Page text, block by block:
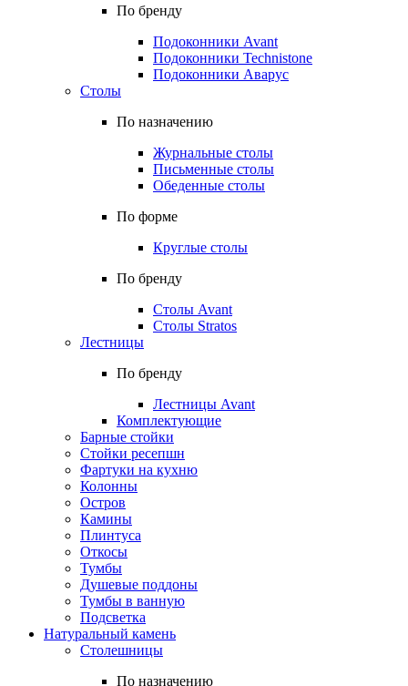
По бренду
Подоконники Avant
Подоконники Technistone
Подоконники Аварус
Столы
По назначению
Журнальные столы
Письменные столы
Обеденные столы
По форме
Круглые столы
По бренду
Столы Avant
Столы Stratos
Лестницы
По бренду
Лестницы Avant
Комплектующие
Барные стойки
Стойки ресепшн
Фартуки на кухню
Колонны
Остров
Камины
Плинтуса
Откосы
Тумбы
Душевые поддоны
Тумбы в ванную
Подсветка
Натуральный камень
Столешницы
По назначению